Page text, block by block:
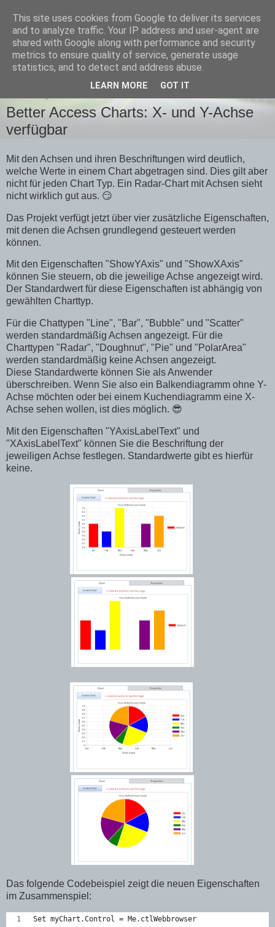
Team-Moeller Blog
Gedanken rund um Microsoft Access
Better Access Charts: X- und Y-Achse
verfügbar
Mit den Achsen und ihren Beschriftungen wird deutlich,
welche Werte in einem Chart abgetragen sind. Dies gilt aber
nicht für jeden Chart Typ. Ein Radar-Chart mit Achsen sieht
nicht wirklich gut aus. 😏
Das Projekt verfügt jetzt über vier zusätzliche Eigenschaften,
mit denen die Achsen grundlegend gesteuert werden
können.
Mit den Eigenschaften "ShowYAxis" und "ShowXAxis"
können Sie steuern, ob die jeweilige Achse angezeigt wird.
Der Standardwert für diese Eigenschaften ist abhängig von
gewählten Charttyp.
Für die Chattypen "Line", "Bar", "Bubble" und "Scatter"
werden standardmäßig Achsen angezeigt. Für die
Charttypen "Radar", "Doughnut", "Pie" und "PolarArea"
werden standardmäßig keine Achsen angezeigt.
Diese Standardwerte können Sie als Anwender
überschreiben. Wenn Sie also ein Balkendiagramm ohne Y-
Achse möchten oder bei einem Kuchendiagramm eine X-
Achse sehen wollen, ist dies möglich. 😎
Mit den Eigenschaften "YAxisLabelText" und
"XAxisLabelText" können Sie die Beschriftung der
jeweiligen Achse festlegen. Standardwerte gibt es hierfür
keine.
Das folgende Codebeispiel zeigt die neuen Eigenschaften
im Zusammenspiel:
Set myChart.Control = Me.ctlWebbrowser
This site uses cookies from Google to deliver its services
and to analyze traffic. Your IP address and user-agent are
shared with Google along with performance and security
metrics to ensure quality of service, generate usage
statistics, and to detect and address abuse.
LEARN MORE GOT IT